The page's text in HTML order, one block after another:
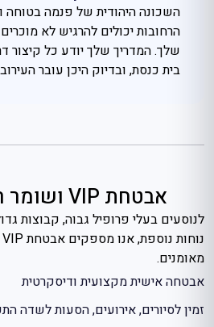
השכונה היהודית של פנמה בטוחה
הרחובות יכולים להרגיש לא
שלך. המדריך שלך יודע כל קיצור
בית כנסת, ובדיוק היכן עובר
אבטחת VIP ושומר ראש
לנוסעים בעלי פרופיל גבוה, קבוצות
מאומנים.
אבטחה אישית מקצועית ודיסקרטית
זמין לסיורים, אירועים, הסעות לשדה